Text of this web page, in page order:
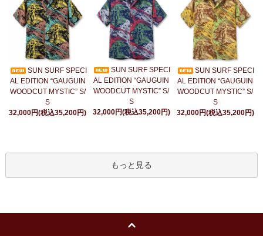
SUN SURF SPECI
AL EDITION “GAUGUIN
WOODCUT MYSTIC” S/
S
32,000円(税込35,200円)
SUN SURF SPECI
AL EDITION “GAUGUIN
WOODCUT MYSTIC” S/
S
32,000円(税込35,200円)
SUN SURF SPECI
AL EDITION “GAUGUIN
WOODCUT MYSTIC” S/
S
32,000円(税込35,200円)
もっと見る